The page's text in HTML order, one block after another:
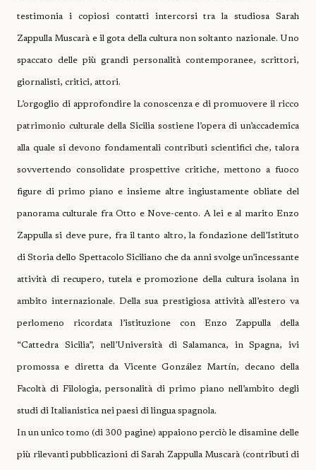
testimonia i copiosi contatti intercorsi tra la studiosa Sarah
Zappulla Muscarà e il gota della cultura non soltanto nazionale. Uno
spaccato delle più grandi personalità contemporanee, scrittori,
giornalisti, critici, attori.
L’orgoglio di approfondire la conoscenza e di promuovere il ricco
patrimonio culturale della Sicilia sostiene l’opera di un’accademica
alla quale si devono fondamentali contributi scientifici che, talora
sovvertendo consolidate prospettive critiche, mettono a fuoco
figure di primo piano e insieme altre ingiustamente obliate del
panorama culturale fra Otto e Nove-cento. A lei e al marito Enzo
Zappulla si deve pure, fra il tanto altro, la fondazione dell’Istituto
di Storia dello Spettacolo Siciliano che da anni svolge un’incessante
attività di recupero, tutela e promozione della cultura isolana in
ambito internazionale. Della sua prestigiosa attività all’estero va
perlomeno ricordata l’istituzione con Enzo Zappulla della
“Cattedra Sicilia”, nell’Università di Salamanca, in Spagna, ivi
promossa e diretta da Vicente González Martín, decano della
Facoltà di Filologia, personalità di primo piano nell’ambito degli
studi di Italianistica nei paesi di lingua spagnola.
In un unico tomo (di 300 pagine) appaiono perciò le disamine delle
più rilevanti pubblicazioni di Sarah Zappulla Muscarà (contributi di